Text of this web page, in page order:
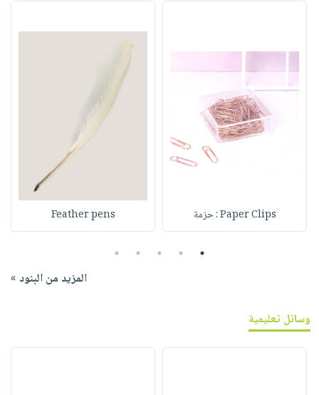
Paper Clips : حزمة Feather pens
1
2
3
4
5
المزيد من البنود »
وسائل تعليمية